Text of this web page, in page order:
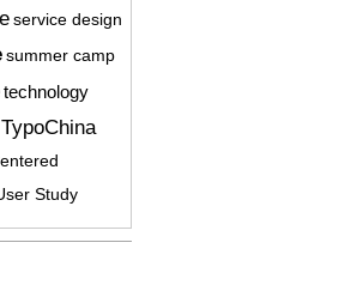
service design
summer camp
technology
TypoChina
Study